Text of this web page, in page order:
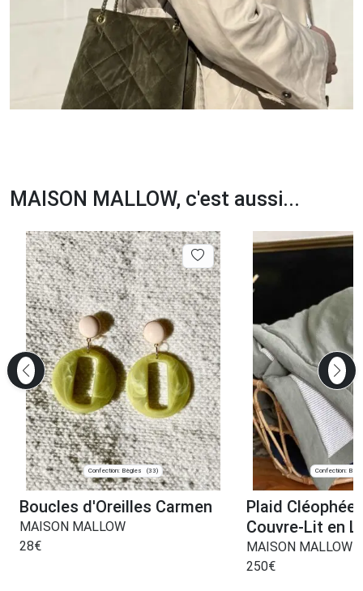
MAISON MALLOW, c'est aussi...
Confection: Bègles (33)
Boucles d'Oreilles Carmen
MAISON MALLOW
28€
Confection:
Plaid Cléophée
Couvre-Lit en
MAISON MALLOW
250€